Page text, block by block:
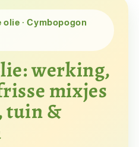
· Cymbopogon
werking,
mixjes
tuin &